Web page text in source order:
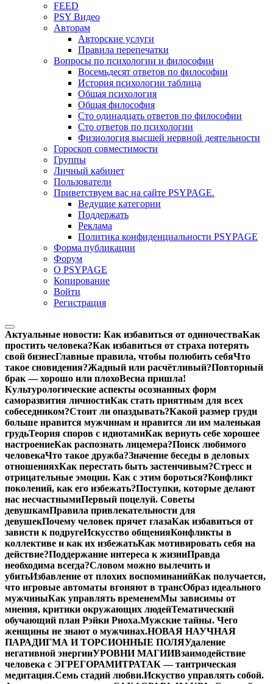
FEED
PSY Видео
Авторам
Авторские услуги
Правила перепечатки
Вопросы по психологии и философии
Восемьдесят ответов по философии
История психологии таблица
Общая психология
Общая философия
Сто одинадцать ответов по философии
Сто ответов по психологии
Физиология высшей нервной деятельности
Гороскоп совместимости
Группы
Личный кабинет
Пользователи
Приветствуем вас на сайте PSYPAGE.
Ведущие категории
Поддержать
Реклама
Политика конфиденциальности PSYPAGE
Форма публикации
Форум
О PSYPAGE
Копирование
Войти
Регистрация
Актуальные новости: Как избавиться от одиночестваКак
простить человека?Как избавиться от страха потерять
свой бизнесГлавные правила, чтобы полюбить себяЧто
такое сновидения?Жадный или расчётливый?Повторный
брак — хорошо или плохоВесна пришла!
Культурологические аспекты осознанных форм
саморазвития личностиКак стать приятным для всех
собеседником?Стоит ли опаздывать?Какой размер груди
больше нравится мужчинам и нравится ли им маленькая
грудьТеория споров с идиотамиКак вернуть себе хорошее
настроениеКак распознать лицемера?Поиск любимого
человекаЧто такое дружба?Значение беседы в деловых
отношенияхКак перестать быть застенчивым?Стресс и
отрицательные эмоции. Как с этим бороться?Конфликт
поколений, как его избежать?Поступки, которые делают
нас несчастнымиПервый поцелуй. Советы
девушкамПравила привлекательности для
девушекПочему человек прячет глазаКак избавиться от
зависти к подругеИскусство общенияКонфликты в
коллективе и как их избежатьКак мотивировать себя на
действие?Поддержание интереса к жизниПравда
необходима всегда?Словом можно вылечить и
убитьИзбавление от плохих воспоминанийКак получается,
что игровые автоматы вгоняют в трансОбраз идеального
мужчиныКак управлять временемМы зависимы от
мнения, критики окружающих людейТематический
обучающий план Рэйки Риоха.Мужские тайны. Чего
женщины не знают о мужчинах.НОВАЯ НАУЧНАЯ
ПАРАДИГМА И ТОРСИОННЫЕ ПОЛЯУдаление
негативной энергииУРОВНИ МАГИИВзаимодействие
человека с ЭГРЕГОРАМИТРАТАК — тантрическая
медитация.Семь стадий любви.Искуство управлять собой.